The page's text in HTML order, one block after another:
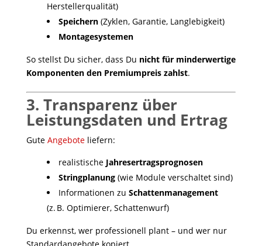
Herstellerqualität)
Speichern(Zyklen, Garantie, Langlebigkeit)
Montagesystemen
So stellst Du sicher, dass Du nicht für minderwertige
Komponenten den Premiumpreis zahlst.
3. Transparenz über
Leistungsdaten und Ertrag
Gute Angeboteliefern:
realistische Jahresertragsprognosen
Stringplanung(wie Module verschaltet sind)
Informationen zu Schattenmanagement
(z. B. Optimierer, Schattenwurf)
Du erkennst, wer professionell plant – und wer nur